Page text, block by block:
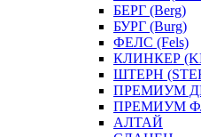
БЕРГ (Berg)
БУРГ (Burg)
ФЕЛС (Fels)
КЛИНКЕР
ШТЕРН
ПРЕМИУМ
ПРЕМИУМ
АЛТАЙ